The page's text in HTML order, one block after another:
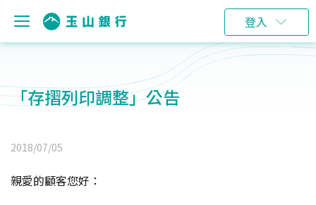
登入
「存摺列印調整」公告
2018/07/05
親愛的顧客您好：